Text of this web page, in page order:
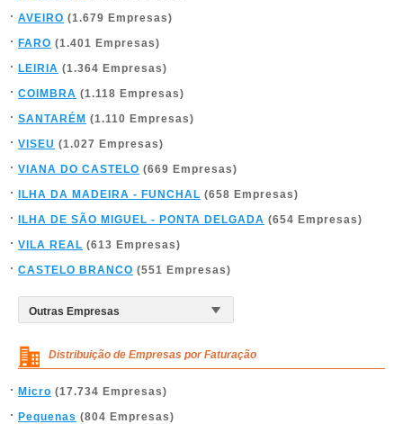
AVEIRO (1.679 Empresas)
FARO (1.401 Empresas)
LEIRIA (1.364 Empresas)
COIMBRA (1.118 Empresas)
SANTARÉM (1.110 Empresas)
VISEU (1.027 Empresas)
VIANA DO CASTELO (669 Empresas)
ILHA DA MADEIRA - FUNCHAL (658 Empresas)
ILHA DE SÃO MIGUEL - PONTA DELGADA (654 Empresas)
VILA REAL (613 Empresas)
CASTELO BRANCO (551 Empresas)
Distribuição de Empresas por Faturação
Micro (17.734 Empresas)
Pequenas (804 Empresas)